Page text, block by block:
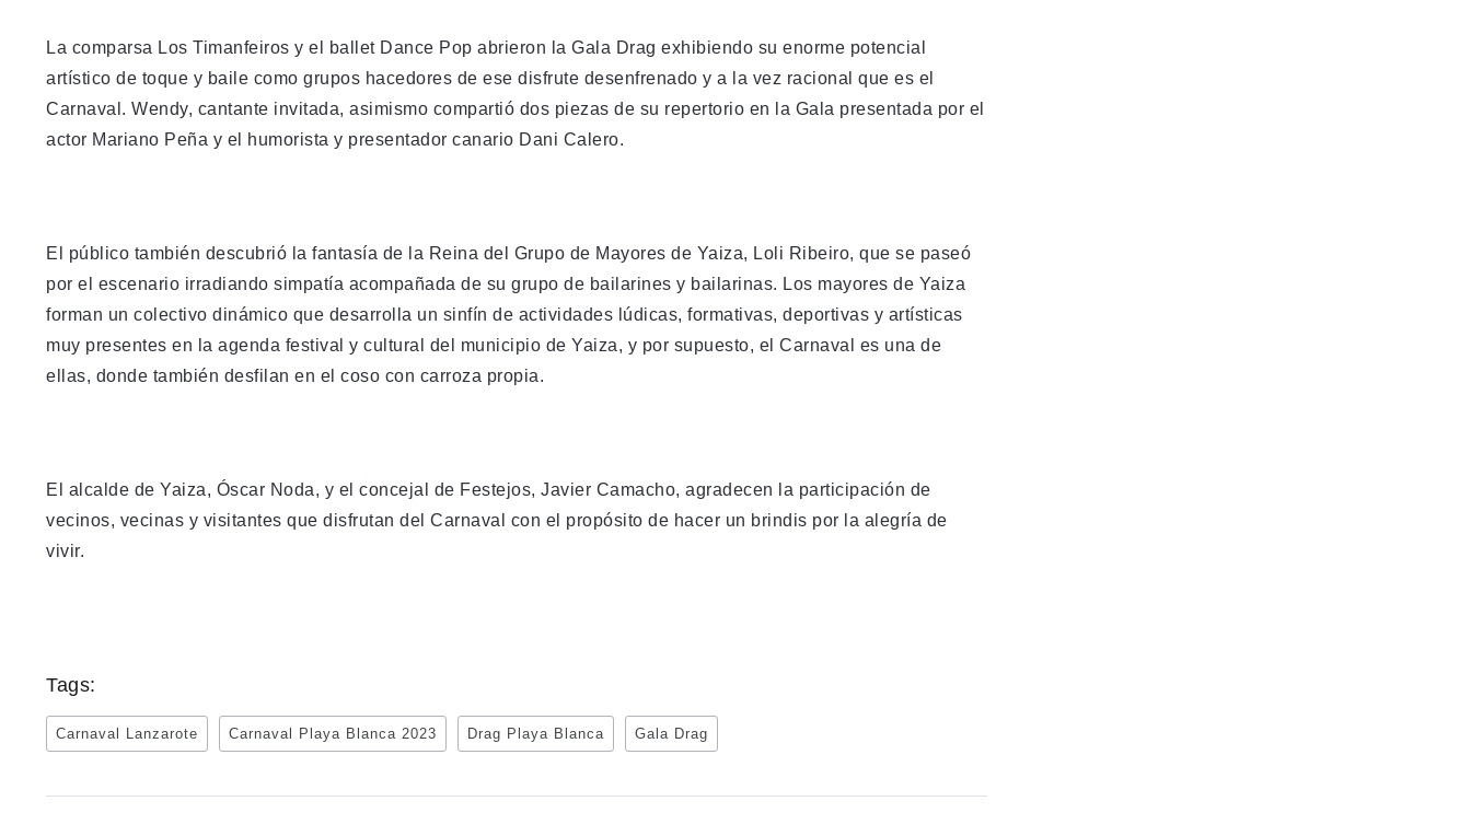
La comparsa Los Timanfeiros y el ballet Dance Pop abrieron la Gala Drag exhibiendo su enorme potencial
artístico de toque y baile como grupos hacedores de ese disfrute desenfrenado y a la vez racional que es el
Carnaval. Wendy, cantante invitada, asimismo compartió dos piezas de su repertorio en la Gala presentada por el
actor Mariano Peña y el humorista y presentador canario Dani Calero.
El público también descubrió la fantasía de la Reina del Grupo de Mayores de Yaiza, Loli Ribeiro, que se paseó
por el escenario irradiando simpatía acompañada de su grupo de bailarines y bailarinas. Los mayores de Yaiza
forman un colectivo dinámico que desarrolla un sinfín de actividades lúdicas, formativas, deportivas y artísticas
muy presentes en la agenda festival y cultural del municipio de Yaiza, y por supuesto, el Carnaval es una de
ellas, donde también desfilan en el coso con carroza propia.
El alcalde de Yaiza, Óscar Noda, y el concejal de Festejos, Javier Camacho, agradecen la participación de
vecinos, vecinas y visitantes que disfrutan del Carnaval con el propósito de hacer un brindis por la alegría de
vivir.
Tags:
Carnaval Lanzarote Carnaval Playa Blanca 2023 Drag Playa Blanca Gala Drag